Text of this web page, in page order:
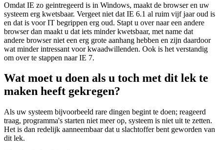
Omdat IE zo geintregeerd is in Windows, maakt de browser en uw
systeem erg kwetsbaar. Vergeet niet dat IE 6.1 al ruim vijf jaar oud is
en dat is voor IT begrippen erg oud. Stapt u over naar een andere
browser dan maakt u dat iets minder kwetsbaar, met name dat
andere browser niet een erg grote aanhang hebben en zijn daardoor
wat minder intressant voor kwaadwillenden. Ook is het verstandig
om over te stappen naar IE 7.
Wat moet u doen als u toch met dit lek te
maken heeft gekregen?
Als uw systeem bijvoorbeeld rare dingen begint te doen; reageerd
traag, programma's starten niet meer op, systeem is niet uit te zetten.
Het is dan redelijk aanneembaar dat u slachtoffer bent geworden van
dit lek.